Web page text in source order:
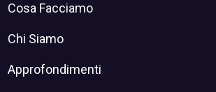
Cosa Facciamo
Chi Siamo
Approfondimenti